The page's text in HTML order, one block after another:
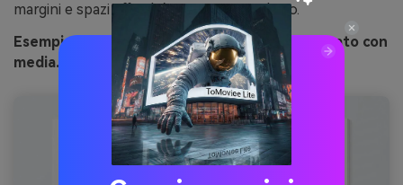
margini e spazi affinché non ci sia riverbero.
Esempio di immagine sussurro d'ardesia generato con
media.io